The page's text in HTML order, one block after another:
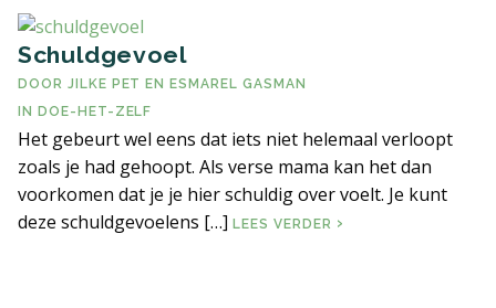
Schuldgevoel
DOOR JILKE PET ENESMAREL GASMAN
IN DOE-HET-ZELF
Het gebeurt wel eens dat iets niet helemaal verloopt
zoals je had gehoopt. Als verse mama kan het dan
voorkomen dat je je hier schuldig over voelt. Je kunt
deze schuldgevoelens […] LEES VERDER SCHULDGEVOEL